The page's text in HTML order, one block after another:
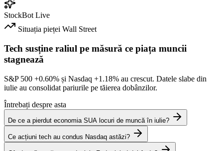
StockBot Live
Situația pieței Wall Street
Tech susține raliul pe măsură ce piața muncii
stagnează
S&P 500 +0.60% și Nasdaq +1.18% au crescut. Datele slabe din
iulie au consolidat pariurile pe tăierea dobânzilor.
Întrebați despre asta
De ce a pierdut economia SUA locuri de muncă în iulie?
Ce acțiuni tech au condus Nasdaq astăzi?